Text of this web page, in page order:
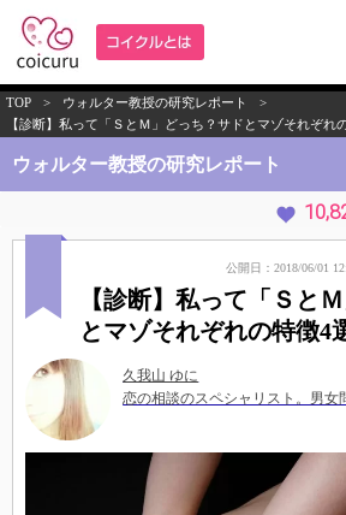
TOP > ウォルター教授の研究レポート
>
【診断】私って「ＳとＭ」どっち？サドとマゾそれぞれ
ウォルター教授の研究レポート
公開日：2018/06/01
【診断】私って「Ｓと
とマゾそれぞれの特徴4
久我山 ゆに
恋の相談のスペシャリスト。男女